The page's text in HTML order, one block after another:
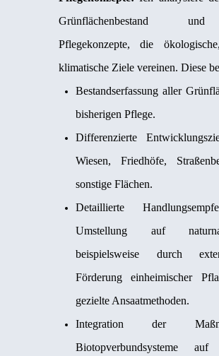
Grünflächenbestand
Pflegekonzepte, die
klimatische Ziele vereinen. Diese
Bestandserfassung aller
bisherigen Pflege.
Differenzierte
Wiesen, Friedhöfe,
sonstige Flächen.
Detaillierte
Umstellung auf
beispielsweise durch
Förderung einheimischer
gezielte Ansaatmethoden.
Integration der
Biotopverbundsysteme